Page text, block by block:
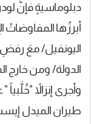
دبلوماسيةٍ فإنَّ
أبرزُها المفاوضاتُ
اليونفيل/ معَ رفضِ
الدولة/ ومن خارج
وأجرى إنزالاً
طيران الميدل